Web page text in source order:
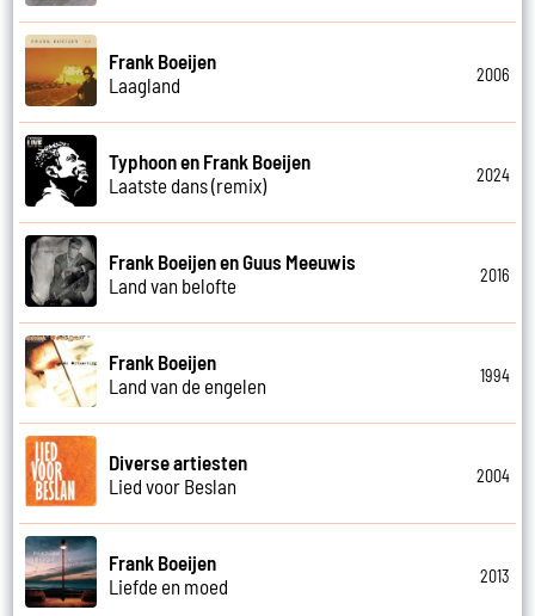
Frank Boeijen
Laagland
2006
Typhoon en Frank Boeijen
Laatste dans (remix)
2024
Frank Boeijen en Guus Meeuwis
Land van belofte
2016
Frank Boeijen
Land van de engelen
1994
Diverse artiesten
Lied voor Beslan
2004
Frank Boeijen
Liefde en moed
2013